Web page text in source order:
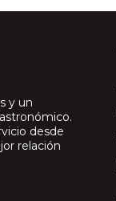
y un
desde
relación